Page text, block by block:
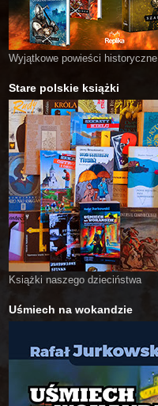
Wyjątkowe powieści historyczne
Stare polskie książki
Książki naszego dzieciństwa
Uśmiech na wokandzie